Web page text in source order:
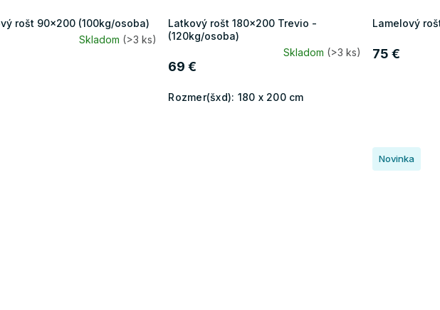
rošt 90x200 (100kg/osoba)
Skladom (>3 ks)
Latkový rošt 180x200 Trevio -
(120kg/osoba)
Skladom (>3 ks)
69 €
Rozmer(šxd): 180 x 200 cm
Lamelový
75 €
Novinka